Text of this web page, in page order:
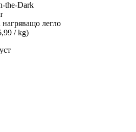
the-Dark
легло
/ kg)